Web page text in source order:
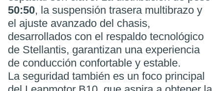
50:50, la suspensión trasera multibrazo y
el ajuste avanzado del chasis,
desarrollados con el respaldo tecnológico
de Stellantis, garantizan una experiencia
de conducción confortable y estable.
La seguridad también es un foco principal